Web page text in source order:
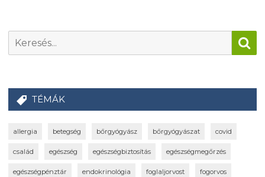
TÉMÁK
allergia betegség bőrgyógyász bőrgyógyászat covid
család egészség egészségbiztosítás egészségmegőrzés
egészségpénztár endokrinológia foglaljorvost fogorvos